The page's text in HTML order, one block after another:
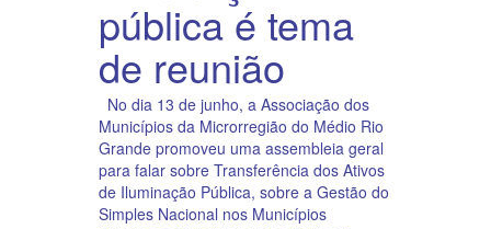
pública é tema
de reunião
No dia 13 de junho, a Associação dos
Municípios da Microrregião do Médio Rio
Grande promoveu uma assembleia geral
para falar sobre Transferência dos Ativos
de Iluminação Pública, sobre a Gestão do
Simples Nacional nos Municípios 